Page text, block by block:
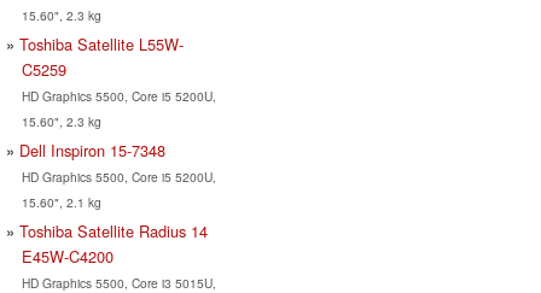
15.60", 2.3 kg
Toshiba Satellite L55W-
C5259
HD Graphics 5500, Core i5 5200U,
15.60", 2.3 kg
Dell Inspiron 15-7348
HD Graphics 5500, Core i5 5200U,
15.60", 2.1 kg
Toshiba Satellite Radius 14
E45W-C4200
HD Graphics 5500, Core i3 5015U,